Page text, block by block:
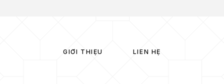
GIỚI THIỆU LIÊN HỆ